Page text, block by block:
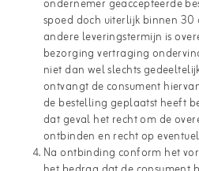
ondernemer geaccepteerde
spoed doch uiterlijk binnen 30
andere leveringstermijn is
bezorging vertraging
niet dan wel slechts
ontvangt de consument
de bestelling geplaatst heeft
dat geval het recht om de
ontbinden en recht op
Na ontbinding conform het